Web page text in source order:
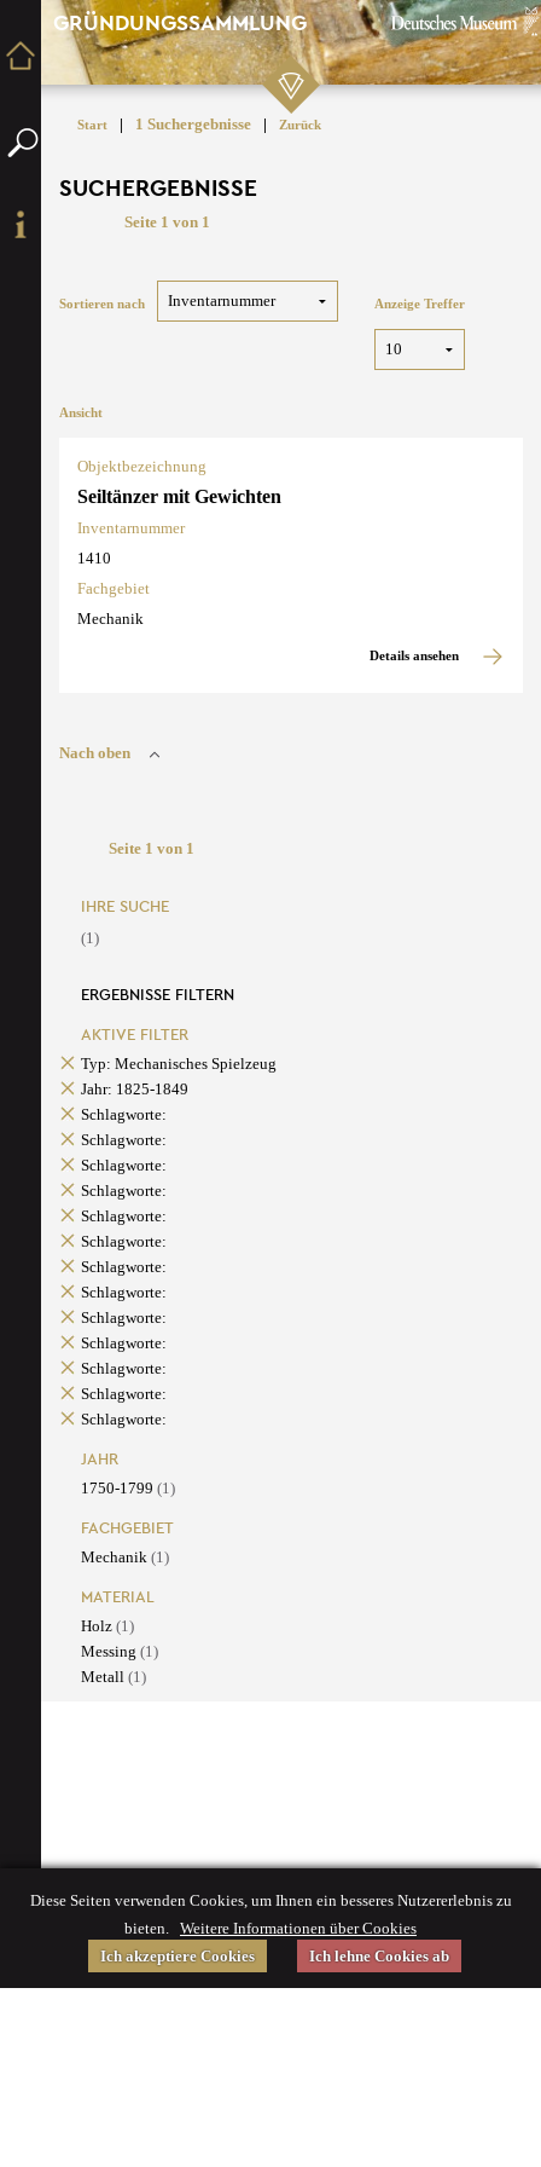
GRÜNDUNGSSAMMLUNG
Start | 1 Suchergebnisse | Zurück
SUCHERGEBNISSE
Seite 1 von 1
Sortieren nach Anzeige Treffer
Ansicht
Objektbezeichnung
Seiltänzer mit Gewichten
Inventarnummer
1410
Fachgebiet
Mechanik
Details ansehen
Nach oben
Seite 1 von 1
IHRE SUCHE
(1)
ERGEBNISSE FILTERN
AKTIVE FILTER
Typ: Mechanisches Spielzeug
Jahr: 1825-1849
Schlagworte:
Schlagworte:
Schlagworte:
Schlagworte:
Schlagworte:
Schlagworte:
Schlagworte:
Schlagworte:
Schlagworte:
Schlagworte:
Schlagworte:
Schlagworte:
Schlagworte:
JAHR
1750-1799 (1)
FACHGEBIET
Mechanik (1)
MATERIAL
Holz (1)
Messing (1)
Metall (1)
Diese Seiten verwenden Cookies, um Ihnen ein besseres Nutzererlebnis zu
bieten. Weitere Informationen über Cookies
Ich akzeptiere Cookies
Ich lehne Cookies ab